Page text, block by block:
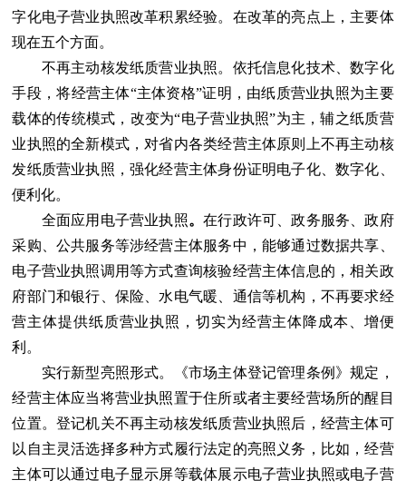
字化电子营业执照改革积累经验。在改革的亮点上，主要体
现在五个方面。
不再主动核发纸质营业执照。依托信息化技术、数字化
手段，将经营主体“主体资格”证明，由纸质营业执照为主要
载体的传统模式，改变为“电子营业执照”为主，辅之纸质营
业执照的全新模式，对省内各类经营主体原则上不再主动核
发纸质营业执照，强化经营主体身份证明电子化、数字化、
便利化。
全面应用电子营业执照。在行政许可、政务服务、政府
采购、公共服务等涉经营主体服务中，能够通过数据共享、
电子营业执照调用等方式查询核验经营主体信息的，相关政
府部门和银行、保险、水电气暖、通信等机构，不再要求经
营主体提供纸质营业执照，切实为经营主体降成本、增便
利。
实行新型亮照形式。《市场主体登记管理条例》规定，
经营主体应当将营业执照置于住所或者主要经营场所的醒目
位置。登记机关不再主动核发纸质营业执照后，经营主体可
以自主灵活选择多种方式履行法定的亮照义务，比如，经营
主体可以通过电子显示屏等载体展示电子营业执照或电子营